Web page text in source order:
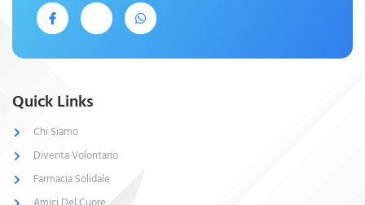
Quick Links
Chi Siamo
Diventa Volontario
Farmacia Solidale